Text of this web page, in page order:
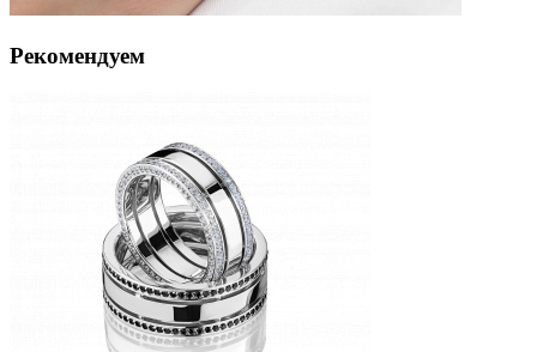
Рекомендуем